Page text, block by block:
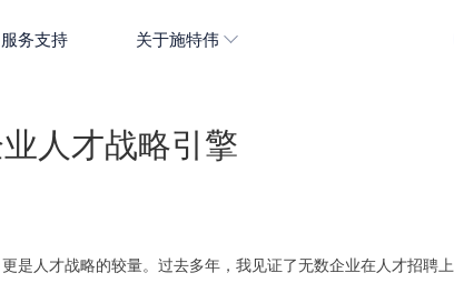
服务支持 关于施特伟
人才战略引擎
是人才战略的较量。过去多年，我见证了无数企业在人才招聘上